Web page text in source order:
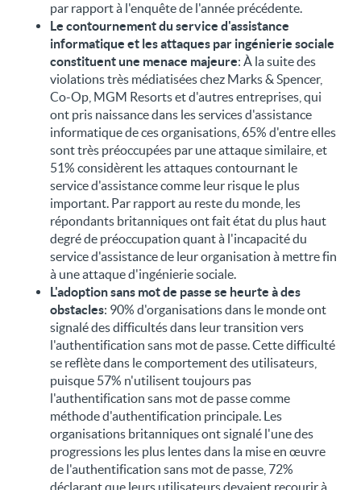
par rapport à l'enquête de l'année précédente.
Le contournement du service d'assistance
informatique et les attaques par ingénierie sociale
constituent une menace majeure: À la suite des
violations très médiatisées chez Marks & Spencer,
Co-Op, MGM Resorts et d'autres entreprises, qui
ont pris naissance dans les services d'assistance
informatique de ces organisations, 65% d'entre elles
sont très préoccupées par une attaque similaire, et
51% considèrent les attaques contournant le
service d'assistance comme leur risque le plus
important. Par rapport au reste du monde, les
répondants britanniques ont fait état du plus haut
degré de préoccupation quant à l'incapacité du
service d'assistance de leur organisation à mettre fin
à une attaque d'ingénierie sociale.
L'adoption sans mot de passe se heurte à des
obstacles: 90% d'organisations dans le monde ont
signalé des difficultés dans leur transition vers
l'authentification sans mot de passe. Cette difficulté
se reflète dans le comportement des utilisateurs,
puisque 57% n'utilisent toujours pas
l'authentification sans mot de passe comme
méthode d'authentification principale. Les
organisations britanniques ont signalé l'une des
progressions les plus lentes dans la mise en œuvre
de l'authentification sans mot de passe, 72%
déclarant que leurs utilisateurs devaient recourir à